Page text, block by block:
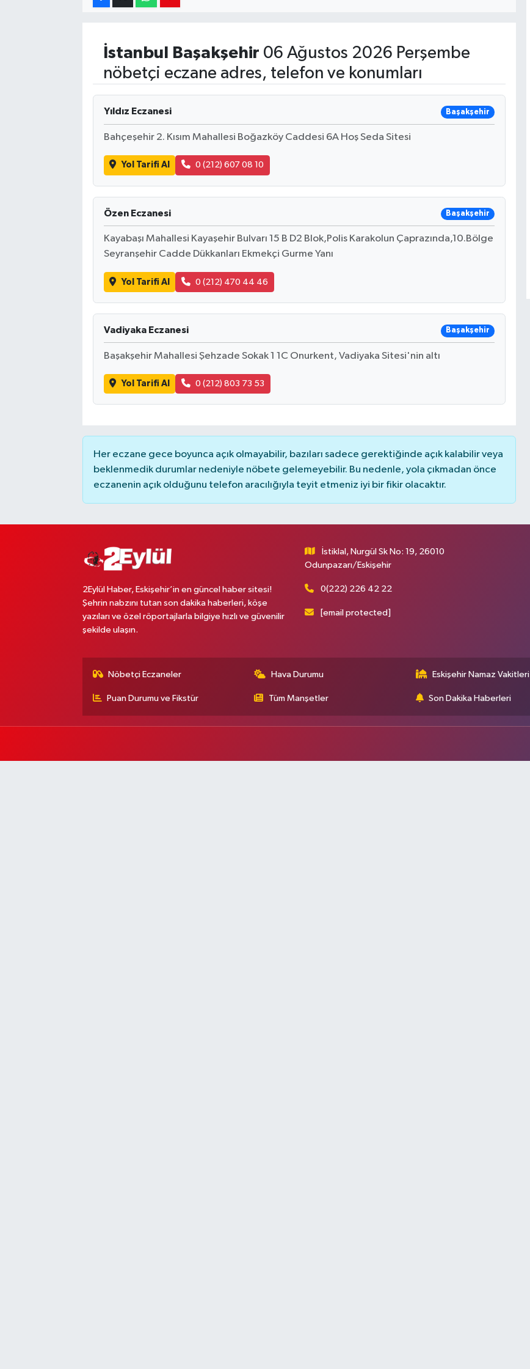
İstanbul Başakşehir 06 Ağustos 2026 Perşembe
nöbetçi eczane adres, telefon ve konumları
Yıldız Eczanesi Başakşehir
Bahçeşehir 2. Kısım Mahallesi Boğazköy Caddesi 6A Hoş Seda Sitesi
Yol Tarifi Al 0 (212) 607 08 10
Özen Eczanesi Başakşehir
Kayabaşı Mahallesi Kayaşehir Bulvarı 15 B D2 Blok,Polis Karakolun Çaprazında,10.Bölge
Seyranşehir Cadde Dükkanları Ekmekçi Gurme Yanı
Yol Tarifi Al 0 (212) 470 44 46
Vadiyaka Eczanesi Başakşehir
Başakşehir Mahallesi Şehzade Sokak 1 1C Onurkent, Vadiyaka Sitesi'nin altı
Yol Tarifi Al 0 (212) 803 73 53
Her eczane gece boyunca açık olmayabilir, bazıları sadece gerektiğinde açık kalabilir veya
beklenmedik durumlar nedeniyle nöbete gelemeyebilir. Bu nedenle, yola çıkmadan önce
eczanenin açık olduğunu telefon aracılığıyla teyit etmeniz iyi bir fikir olacaktır.
2Eylül Haber, Eskişehir’in en güncel haber sitesi!
Şehrin nabzını tutan son dakika haberleri, köşe
yazıları ve özel röportajlarla bilgiye hızlı ve güvenilir
şekilde ulaşın.
İstiklal, Nurgül Sk No: 19, 26010
Odunpazarı/Eskişehir
0(222) 226 42 22
[email protected]
Nöbetçi Eczaneler Hava Durumu Eskişehir Namaz Vakitleri
Puan Durumu ve Fikstür Tüm Manşetler Son Dakika Haberleri